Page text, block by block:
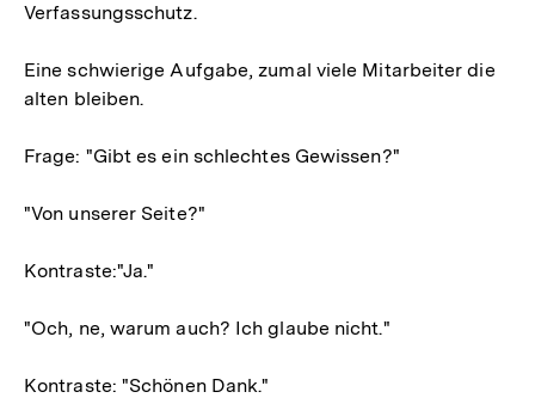
Verfassungsschutz.
Eine schwierige Aufgabe, zumal viele Mitarbeiter die
alten bleiben.
Frage: "Gibt es ein schlechtes Gewissen?"
"Von unserer Seite?"
Kontraste:"Ja."
"Och, ne, warum auch? Ich glaube nicht."
Kontraste: "Schönen Dank."